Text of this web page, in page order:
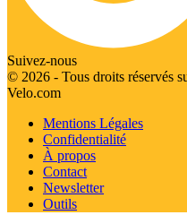
Suivez-nous
© 2026 - Tous droits réservés
Velo.com
Mentions Légales
Confidentialité
À propos
Contact
Newsletter
Outils